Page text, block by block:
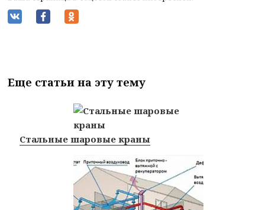
Еще статьи на эту тему
Стальные шаровые краны